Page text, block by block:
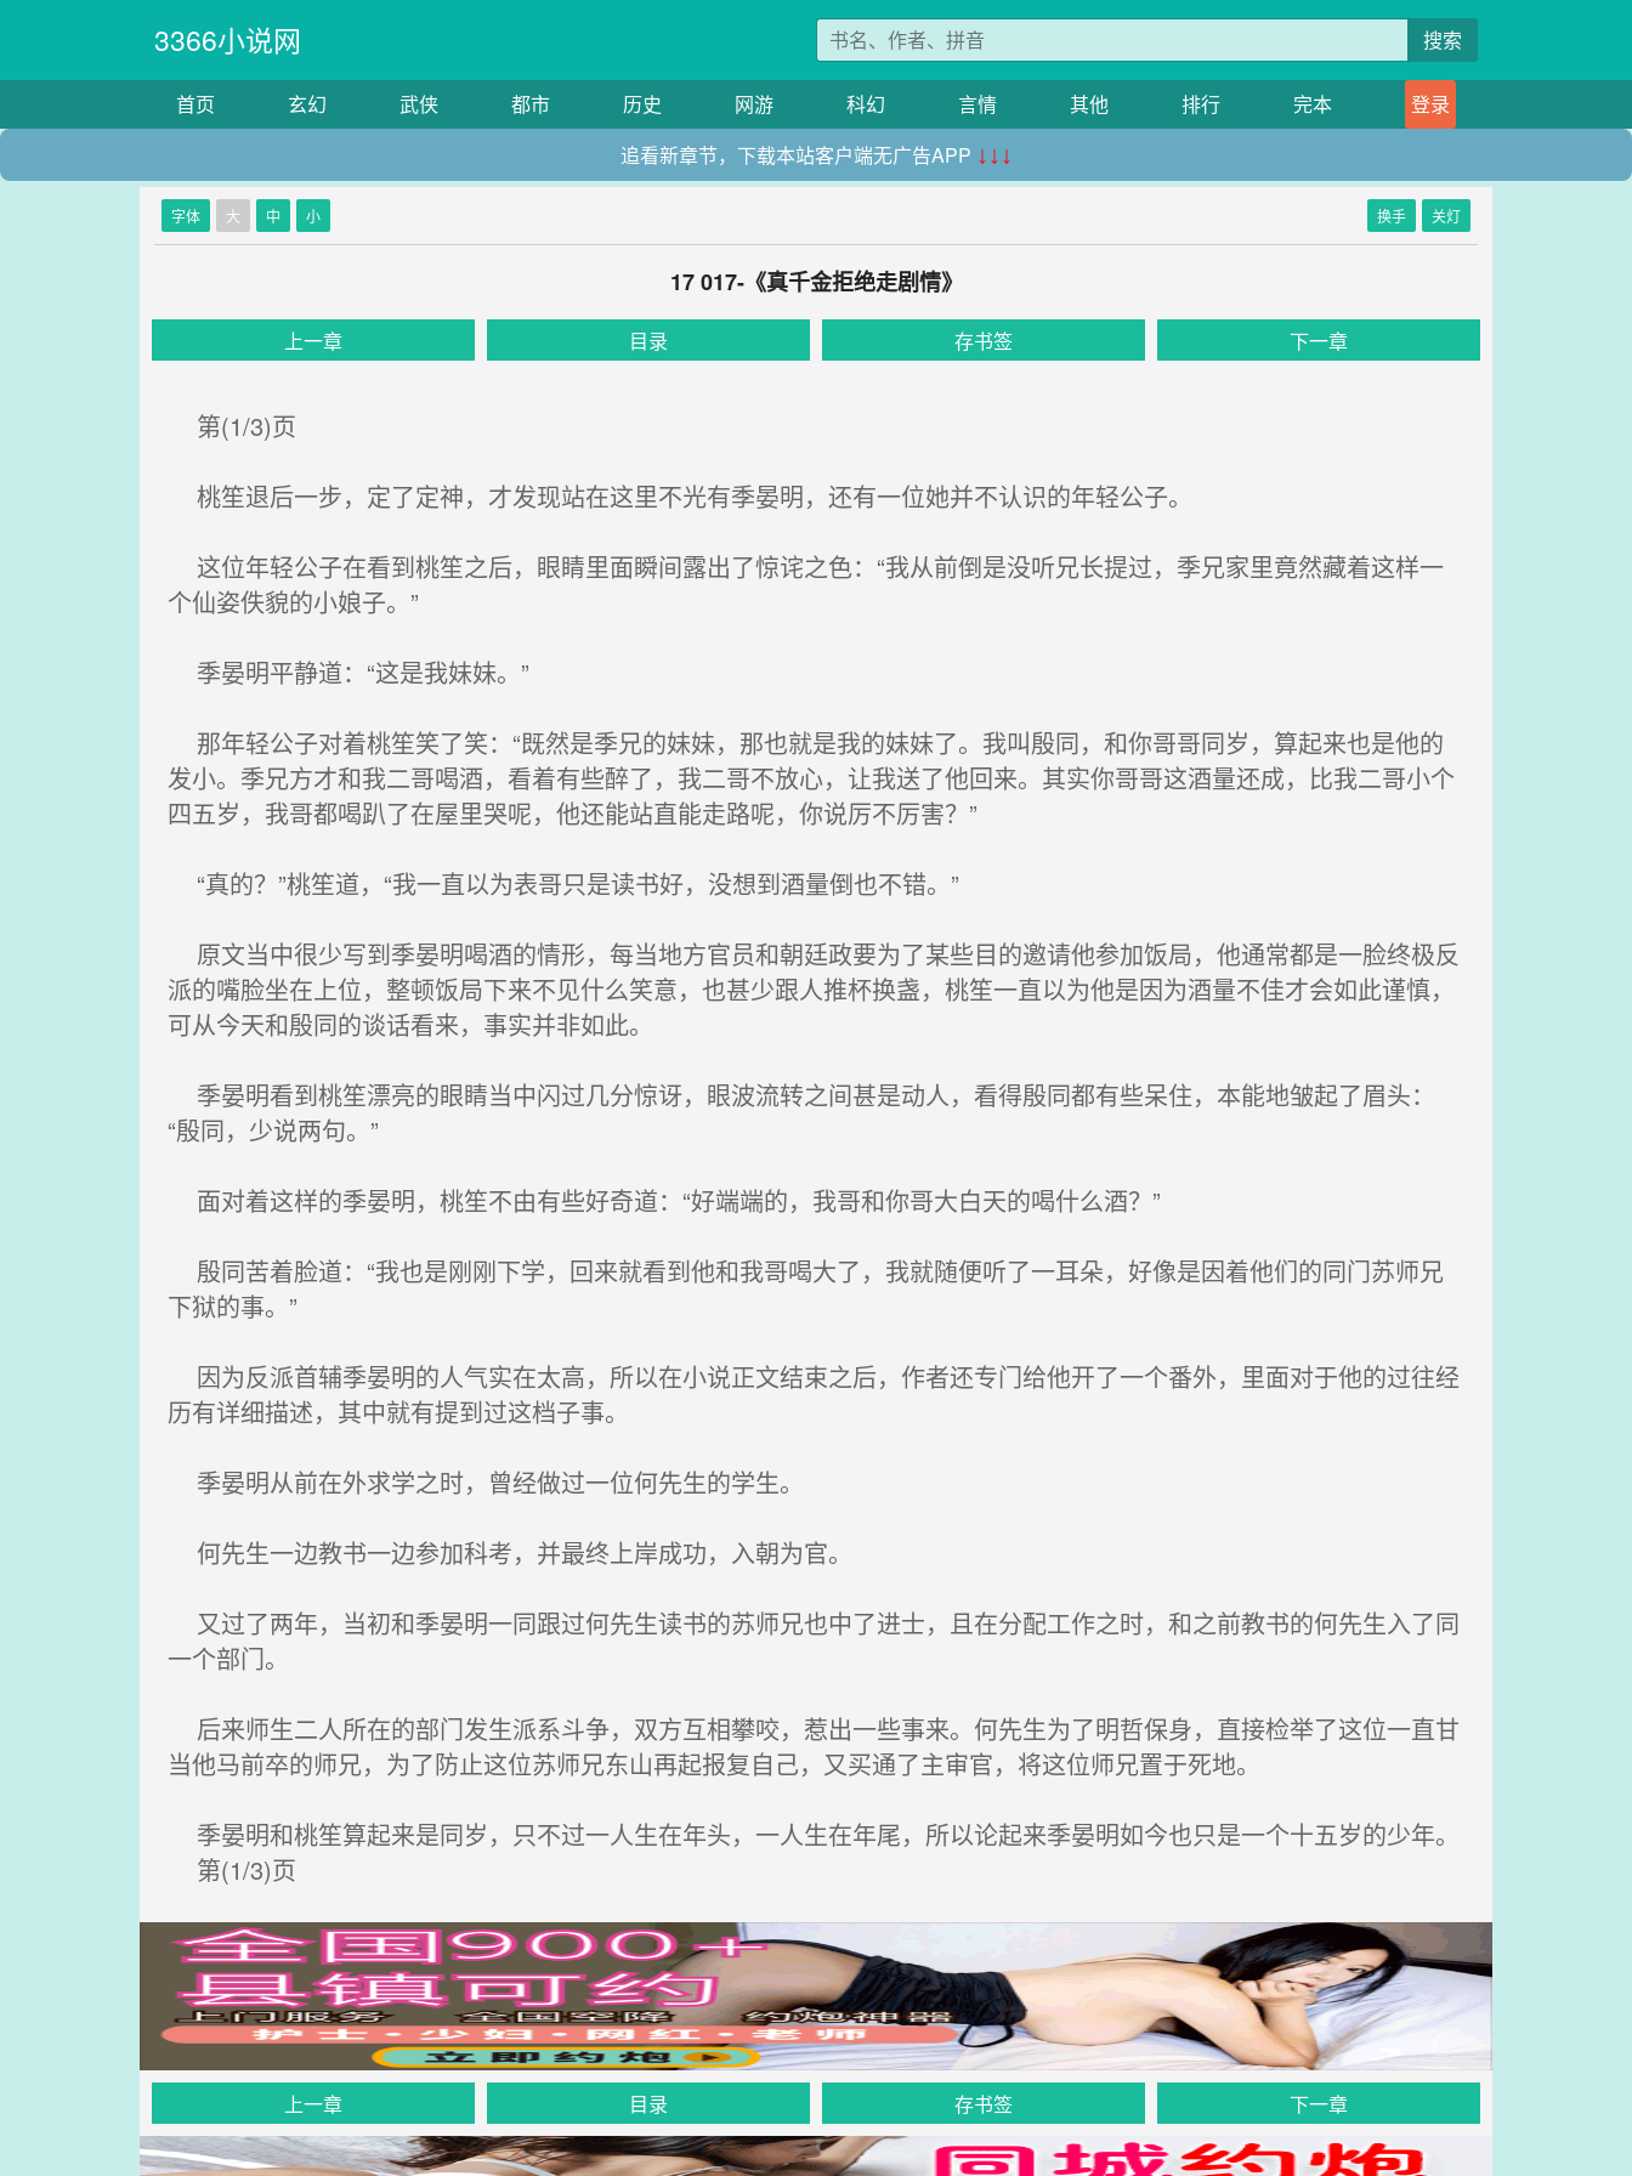
3366小说网 搜索
首页 玄幻 武侠 都市 历史 网游 科幻 言情 其他 排行 完本
登录
追看新章节，下载本站客户端无广告APP ↓↓↓
字体 大 中 小 换手 关灯
17 017-《真千金拒绝走剧情》
上一章 目录 存书签 下一章
第(1/3)页
桃笙退后一步，定了定神，才发现站在这里不光有季晏明，还有一位她并不认识的年轻公子。
这位年轻公子在看到桃笙之后，眼睛里面瞬间露出了惊诧之色：“我从前倒是没听兄长提过，季兄家里竟然藏着这样一
个仙姿佚貌的小娘子。”
季晏明平静道：“这是我妹妹。”
那年轻公子对着桃笙笑了笑：“既然是季兄的妹妹，那也就是我的妹妹了。我叫殷同，和你哥哥同岁，算起来也是他的
发小。季兄方才和我二哥喝酒，看着有些醉了，我二哥不放心，让我送了他回来。其实你哥哥这酒量还成，比我二哥小个
四五岁，我哥都喝趴了在屋里哭呢，他还能站直能走路呢，你说厉不厉害？”
“真的？”桃笙道，“我一直以为表哥只是读书好，没想到酒量倒也不错。”
原文当中很少写到季晏明喝酒的情形，每当地方官员和朝廷政要为了某些目的邀请他参加饭局，他通常都是一脸终极反
派的嘴脸坐在上位，整顿饭局下来不见什么笑意，也甚少跟人推杯换盏，桃笙一直以为他是因为酒量不佳才会如此谨慎，
可从今天和殷同的谈话看来，事实并非如此。
季晏明看到桃笙漂亮的眼睛当中闪过几分惊讶，眼波流转之间甚是动人，看得殷同都有些呆住，本能地皱起了眉头：
“殷同，少说两句。”
面对着这样的季晏明，桃笙不由有些好奇道：“好端端的，我哥和你哥大白天的喝什么酒？”
殷同苦着脸道：“我也是刚刚下学，回来就看到他和我哥喝大了，我就随便听了一耳朵，好像是因着他们的同门苏师兄
下狱的事。”
因为反派首辅季晏明的人气实在太高，所以在小说正文结束之后，作者还专门给他开了一个番外，里面对于他的过往经
历有详细描述，其中就有提到过这档子事。
季晏明从前在外求学之时，曾经做过一位何先生的学生。
何先生一边教书一边参加科考，并最终上岸成功，入朝为官。
又过了两年，当初和季晏明一同跟过何先生读书的苏师兄也中了进士，且在分配工作之时，和之前教书的何先生入了同
一个部门。
后来师生二人所在的部门发生派系斗争，双方互相攀咬，惹出一些事来。何先生为了明哲保身，直接检举了这位一直甘
当他马前卒的师兄，为了防止这位苏师兄东山再起报复自己，又买通了主审官，将这位师兄置于死地。
季晏明和桃笙算起来是同岁，只不过一人生在年头，一人生在年尾，所以论起来季晏明如今也只是一个十五岁的少年。
第(1/3)页
上一章 目录 存书签 下一章